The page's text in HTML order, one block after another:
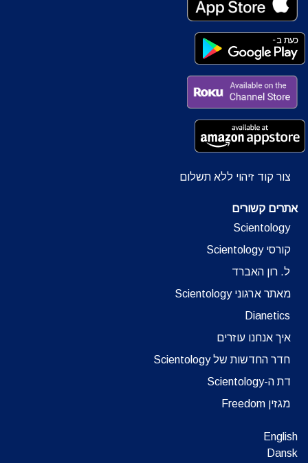
צור קוד זיהוי ללא תשלום
אתרים קשורים
Scientology
קורסי Scientology
ל. רון האברד
מאתר ארגוני Scientology
Dianetics
איך אנחנו עוזרים
חדר החדשות של Scientology
דת ה-Scientology
מגזין Freedom
English
Dansk